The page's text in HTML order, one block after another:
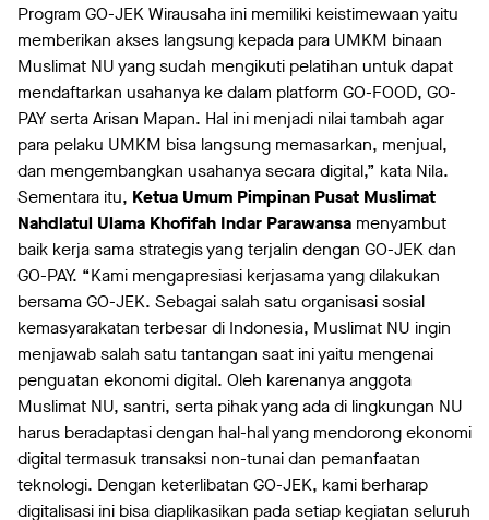
Program GO-JEK Wirausaha ini memiliki keistimewaan yaitu
memberikan akses langsung kepada para UMKM binaan
Muslimat NU yang sudah mengikuti pelatihan untuk dapat
mendaftarkan usahanya ke dalam platform GO-FOOD, GO-
PAY serta Arisan Mapan. Hal ini menjadi nilai tambah agar
para pelaku UMKM bisa langsung memasarkan, menjual,
dan mengembangkan usahanya secara digital,” kata Nila.
Sementara itu, Ketua Umum Pimpinan Pusat Muslimat
Nahdlatul Ulama Khofifah Indar Parawansa menyambut
baik kerja sama strategis yang terjalin dengan GO-JEK dan
GO-PAY. “Kami mengapresiasi kerjasama yang dilakukan
bersama GO-JEK. Sebagai salah satu organisasi sosial
kemasyarakatan terbesar di Indonesia, Muslimat NU ingin
menjawab salah satu tantangan saat ini yaitu mengenai
penguatan ekonomi digital. Oleh karenanya anggota
Muslimat NU, santri, serta pihak yang ada di lingkungan NU
harus beradaptasi dengan hal-hal yang mendorong ekonomi
digital termasuk transaksi non-tunai dan pemanfaatan
teknologi. Dengan keterlibatan GO-JEK, kami berharap
digitalisasi ini bisa diaplikasikan pada setiap kegiatan seluruh